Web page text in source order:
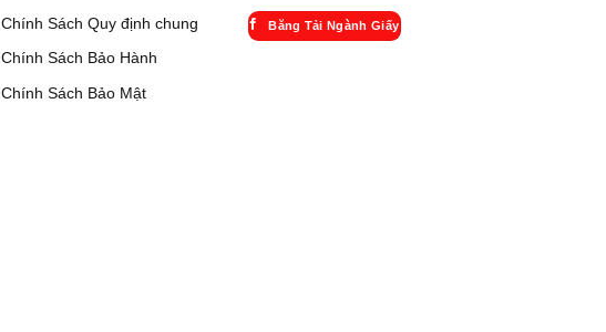
Chính Sách Quy định chung
Chính Sách Bảo Hành
Chính Sách Bảo Mật
Băng Tải Ngành Giấy